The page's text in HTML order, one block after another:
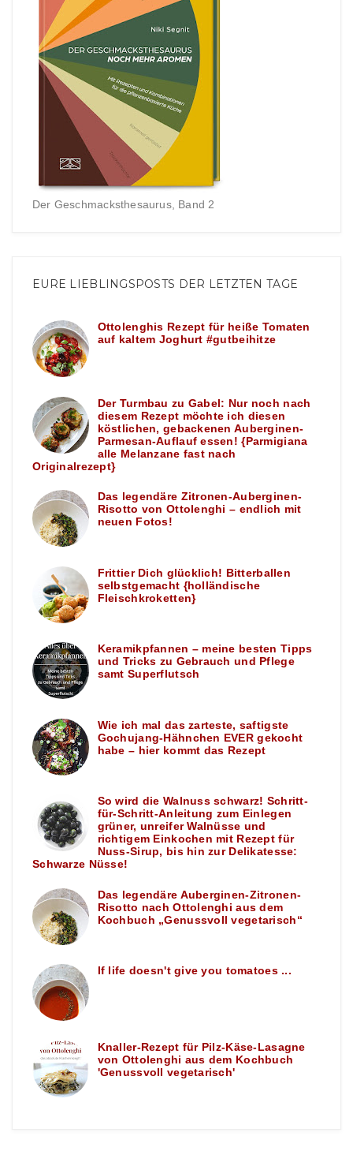
Der Geschmacksthesaurus, Band 2
EURE LIEBLINGSPOSTS DER LETZTEN TAGE
Ottolenghis Rezept für heiße Tomaten
auf kaltem Joghurt #gutbeihitze
Der Turmbau zu Gabel: Nur noch nach
diesem Rezept möchte ich diesen
köstlichen, gebackenen Auberginen-
Parmesan-Auflauf essen! {Parmigiana
alle Melanzane fast nach
Originalrezept}
Das legendäre Zitronen-Auberginen-
Risotto von Ottolenghi – endlich mit
neuen Fotos!
Frittier Dich glücklich! Bitterballen
selbstgemacht {holländische
Fleischkroketten}
Keramikpfannen – meine besten Tipps
und Tricks zu Gebrauch und Pflege
samt Superflutsch
Wie ich mal das zarteste, saftigste
Gochujang-Hähnchen EVER gekocht
habe – hier kommt das Rezept
So wird die Walnuss schwarz! Schritt-
für-Schritt-Anleitung zum Einlegen
grüner, unreifer Walnüsse und
richtigem Einkochen mit Rezept für
Nuss-Sirup, bis hin zur Delikatesse:
Schwarze Nüsse!
Das legendäre Auberginen-Zitronen-
Risotto nach Ottolenghi aus dem
Kochbuch „Genussvoll vegetarisch“
If life doesn't give you tomatoes ...
Knaller-Rezept für Pilz-Käse-Lasagne
von Ottolenghi aus dem Kochbuch
'Genussvoll vegetarisch'